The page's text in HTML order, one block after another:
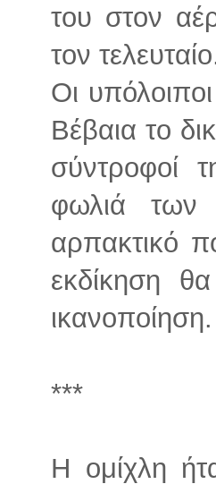
του στον
τον
Οι
Βέβαια το
σύντροφοί
φωλιά των
αρπακτικό
εκδίκηση
ικανοποίηση.
***
Η ομίχλη